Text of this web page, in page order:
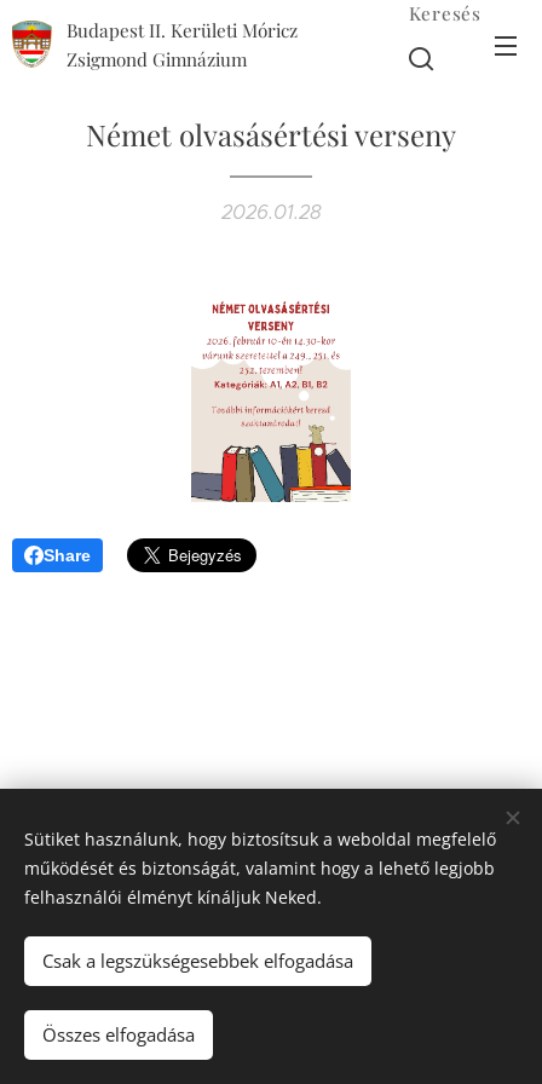
Budapest II. Kerületi Móricz
Zsigmond Gimnázium
Keresés
Német olvasásértési verseny
2026.01.28
Share
© 2026 Budapest II. Kerületi Móricz Zsigmond Gimnázium
1025 Budapest, Törökvész út 48-54. ⁕ OM: 037775
⁕kapcsolat@moricz-bp.hu
Sütiket használunk, hogy biztosítsuk a weboldal megfelelő
működését és biztonságát, valamint hogy a lehető legjobb
felhasználói élményt kínáljuk Neked.
Csak a legszükségesebbek elfogadása
Összes elfogadása